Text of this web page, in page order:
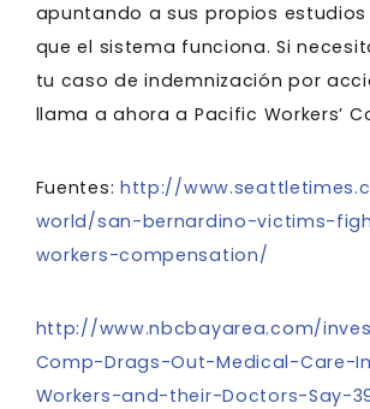
apuntando a sus propios estudios
que el sistema funciona. Si
tu caso de indemnización por
llama a ahora a Pacific Workers’
Fuentes: http://
world/san-bernardino-victims-
workers-compensation/
http://www.nbcbayarea.com/
Comp-Drags-Out-Medical-Care-
Workers-and-their-Doctors-Say-